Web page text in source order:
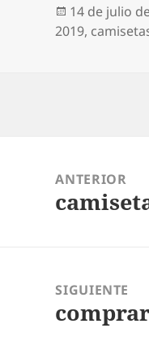
Publicado
el
14 de julio
2019,
entradas
ANTERIOR
Entrada
SIGUIENTE
Entrada